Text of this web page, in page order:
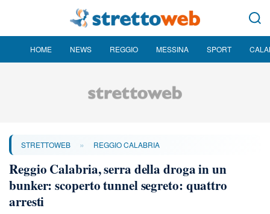
HOME NEWS REGGIO MESSINA SPORT
STRETTOWEB » REGGIO CALABRIA
Reggio Calabria, serra della droga in un
bunker: scoperto tunnel segreto: quattro
arresti